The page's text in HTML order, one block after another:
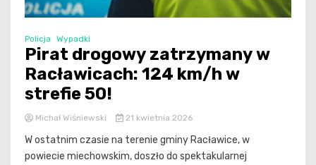
Policja Wypadki
Pirat drogowy zatrzymany w
Racławicach: 124 km/h w
strefie 50!
Michał Wiśniewski 21 kwietnia 2026
W ostatnim czasie na terenie gminy Racławice, w
powiecie miechowskim, doszło do spektakularnej